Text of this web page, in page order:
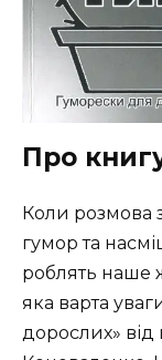
Про
Коли розмова
гумор та
роблять наше
яка варта
дорослих»